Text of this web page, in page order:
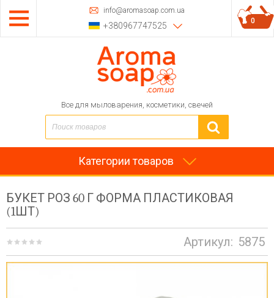
info@aromasoap.com.ua
+380967747525
Все для мыловарения, косметики, свечей
0
Категории товаров
БУКЕТ РОЗ 60 Г ФОРМА ПЛАСТИКОВАЯ
(1ШТ)
Артикул: 5875